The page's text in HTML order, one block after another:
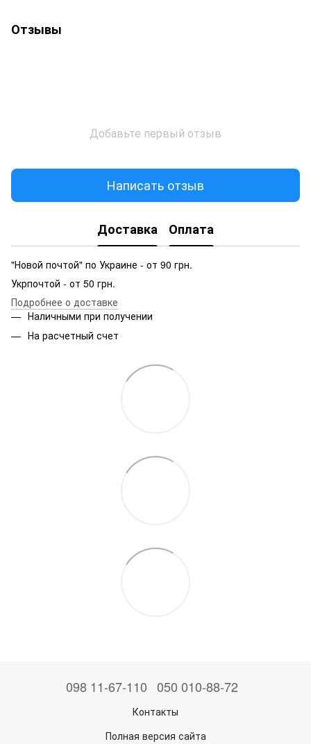
Отзывы
Добавьте первый отзыв
Написать отзыв
Доставка Оплата
"Новой почтой" по Украине - от 90 грн.
Укрпочтой - от 50 грн.
Подробнее о доставке
Наличными при получении
На расчетный счет
098 11-67-110 050 010-88-72
Контакты
Полная версия сайта